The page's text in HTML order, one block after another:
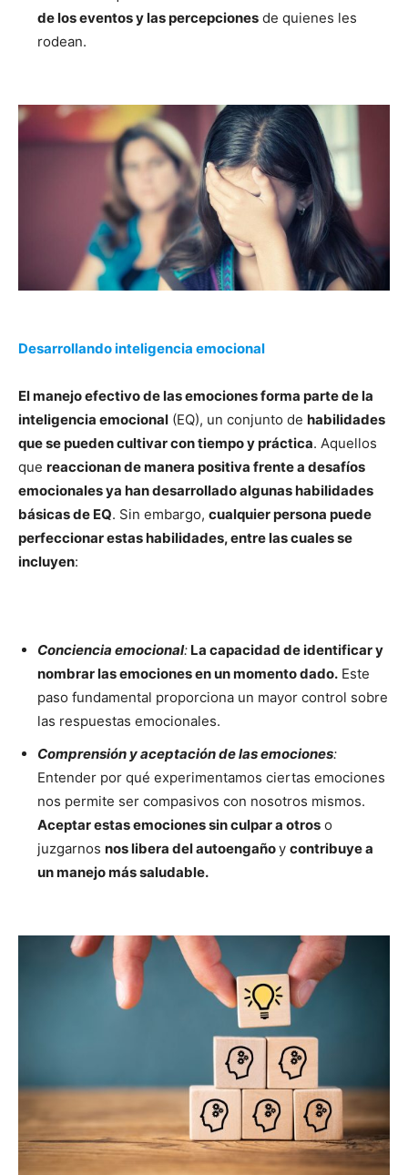
de los eventos y las percepciones de quienes les
rodean.
Desarrollando inteligencia emocional
El manejo efectivo de las emociones forma parte de la
inteligencia emocional (EQ), un conjunto de habilidades
que se pueden cultivar con tiempo y práctica. Aquellos
que reaccionan de manera positiva frente a desafíos
emocionales ya han desarrollado algunas habilidades
básicas de EQ. Sin embargo, cualquier persona puede
perfeccionar estas habilidades, entre las cuales se
incluyen:
Conciencia emocional: La capacidad de identificar y
nombrar las emociones en un momento dado. Este
paso fundamental proporciona un mayor control sobre
las respuestas emocionales.
Comprensión y aceptación de las emociones:
Entender por qué experimentamos ciertas emociones
nos permite ser compasivos con nosotros mismos.
Aceptar estas emociones sin culpar a otros o
juzgarnos nos libera del autoengañoy contribuye a
un manejo más saludable.